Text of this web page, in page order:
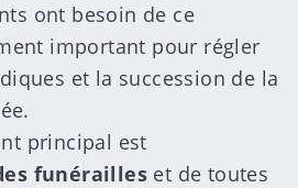
ont besoin de ce
important pour régler
et la succession de la
principal est
funérailles et de toutes